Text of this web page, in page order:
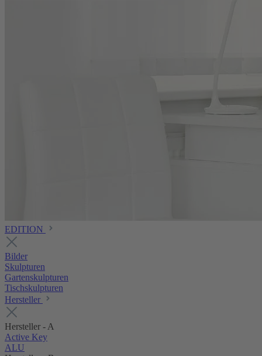
EDITION
Bilder
Skulpturen
Gartenskulpturen
Tischskulpturen
Hersteller
Hersteller - A
Active Key
ALU